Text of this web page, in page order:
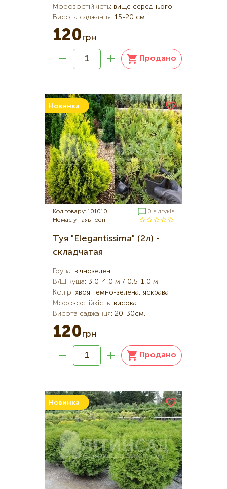
Морозостійкість: вище середнього
Висота саджанця: 15-20 см
120грн
Продано
Новинка
Код товару: 101010
0 відгуків
Немає у наявності
Туя "Elegantissima" (2л) -
складчатая
Група: вічнозелені
В/Ш куща: 3,0-4,0 м / 0,5-1,0 м
Колір: хвоя темно-зелена, яскрава
Морозостійкість: висока
Висота саджанця: 20-30см.
120грн
Продано
Новинка